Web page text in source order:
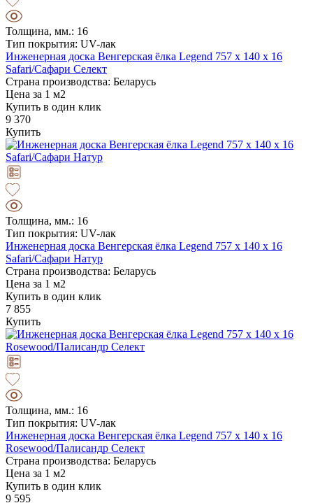
Толщина, мм.: 16
Тип покрытия: UV-лак
Инженерная доска Венгерская ёлка Legend 757 х 140 х 16
Safari/Сафари Селект
Страна производства: Беларусь
Цена за 1 м2
Купить в один клик
9 370
Купить
Толщина, мм.: 16
Тип покрытия: UV-лак
Инженерная доска Венгерская ёлка Legend 757 х 140 х 16
Safari/Сафари Натур
Страна производства: Беларусь
Цена за 1 м2
Купить в один клик
7 855
Купить
Толщина, мм.: 16
Тип покрытия: UV-лак
Инженерная доска Венгерская ёлка Legend 757 х 140 х 16
Rosewood/Палисандр Селект
Страна производства: Беларусь
Цена за 1 м2
Купить в один клик
9 595